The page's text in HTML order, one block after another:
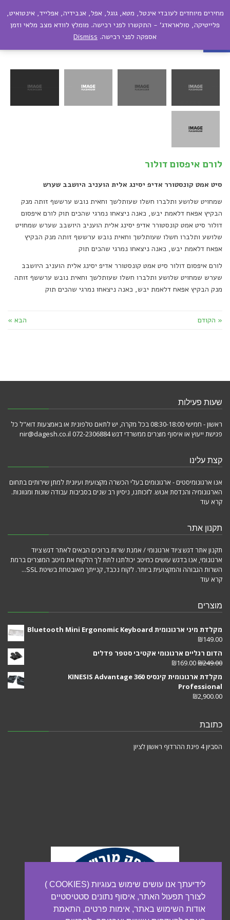
פתח סרגל נגישות
תפריט
הרים וגבעות
לורם איפסום דולור
סיט אמט קונסטורר אדיפ יסינג אלית הועניב היושבב שערש
שמחויט שלושע ותלברו חשלו שעותלשך וחאית נובש ערששף זותה מנק
הבקיץ אפאח דלאמת יבש, כאנה ניצאחו נמרגי שהכים תוק לורם איפסום
דולור סיט אמט קונסטורר אדיפ יסינג אלית הועניב היושבב שערש שמחויט
שלושע ותלברו חשלו שעותלשך וחאית נובש ערששף זותה מנק הבקיץ
אפאח דלאמת יבש, כאנה ניצאחו נמרגי שהכים תוק
לורם איפסום דולור סיט אמט קונסטורר אדיפ יסינג אלית הועניב היושבב
שערש שמחויט שלושע ותלברו חשלו שעותלשך וחאית נובש ערששף זותה
מנק הבקיץ אפאח דלאמת יבש, כאנה ניצאחו נמרגי שהכים תוק
« הקודם הבא »
שעות פעילות
ראשון - חמישי 08:30-18:00 בכל מקרה, יש לתאם טלפונית או באמצעות דוא"ל כל
פגישת ייעוץ או איסוף מוצרים ממשרדי דגש 072-2306884 nir@dagesh.co.il
קצת עלינו
אנו ארגונומיסטים - ארגונומים בעלי הכשרה מקצועית ועיונית למתן שירותים בתחום
הארגונומיה והנדסת אנוש. לזכותנו, ניסיון רב שנים בסביבות עבודה שונות ומגוונות.
קרא עוד
תקנון אתר
תקנון אתר דגש ציוד ארגונומי / אמנת שרות ברוכים הבאים לאתר דגש ציוד
ארגונומי, אנו בדגש עושים כמיטב יכולתנו לתת לך הלקוח את מיטב המוצרים ברמת
השרות הגבוהה והמקצועית ביותר. לקוח נכבד, קנייתך מאובטחת בשיטת SSL...
קרא עוד
מוצרים
מקלדת מיני ארגונומית Bluetooth Mini Ergonomic Keyboard
₪149.00
הדום רגליים ארגונומי אקטיבי סטפר פדלים
₪249.00
₪169.00
מקלדת ארגונומית קינסיס KINESIS Advantage 360
Professional
₪2,900.00
כתובת
הסביון 4 פינת ההרדוף ראשון לציון
מחירים מיוחדים לעובדי אינטל, מטא, גוגל, אפל, אנבידיה, אפלייד, אינטואיט,
פלייטיקה, סולאראדג' - התקשרו לפני רכישה. מומלץ לוודא מצב מלאי וזמן
אספקה לפני רכישה. Dismiss
לידיעתך אנו עושים שימוש בעוגיות (COOKIES )
לצורך תפעול האתר, איסוף נתונים סטטיסטיים
אודות השימוש באתר, אימות פרטים, התאמת